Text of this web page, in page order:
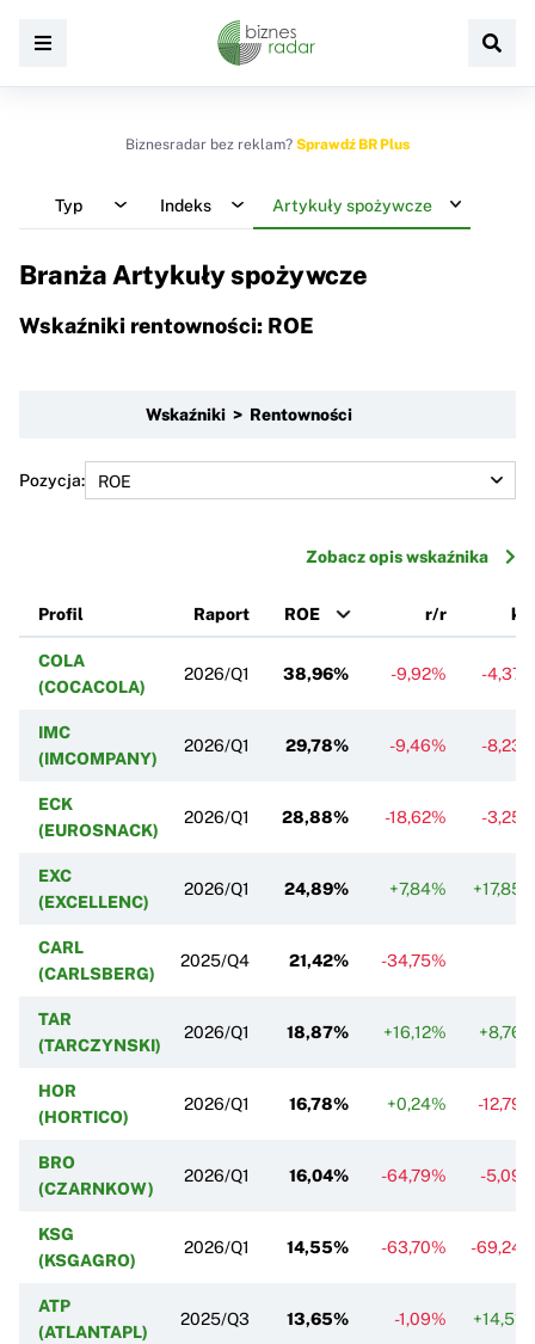
Biznesradar bez reklam? Sprawdź BR Plus
Typ Indeks Artykuły spożywcze
Branża Artykuły spożywcze
Wskaźniki rentowności: ROE
Wskaźniki > Rentowności
Pozycja:
Zobacz opis wskaźnika
Profil Raport ROE r/r k/
COLA
(COCACOLA)
2026/Q1 38,96% -9,92% -
IMC
(IMCOMPANY)
2026/Q1 29,78% -9,46% -
ECK
(EUROSNACK)
2026/Q1 28,88% -18,62% -
EXC
(EXCELLENC)
2026/Q1 24,89% +7,84%
CARL
(CARLSBERG)
2025/Q4 21,42% -34,75%
TAR
(TARCZYNSKI)
2026/Q1 18,87% +16,12%
HOR
(HORTICO)
2026/Q1 16,78% +0,24% -
BRO
(CZARNKOW)
2026/Q1 16,04% -64,79% -
KSG
(KSGAGRO)
2026/Q1 14,55% -63,70% -
ATP
(ATLANTAPL)
2025/Q3 13,65% -1,09%